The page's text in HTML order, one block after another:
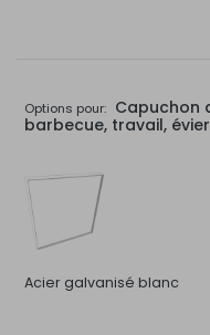
Options pour: Capuchon
barbecue, travail,
Acier galvanisé blanc